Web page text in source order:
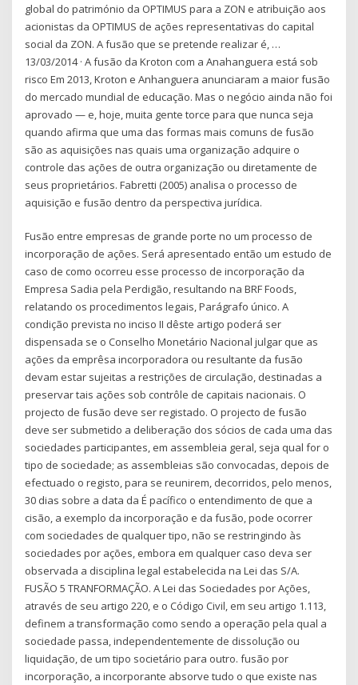
global do património da OPTIMUS para a ZON e atribuição aos
acionistas da OPTIMUS de ações representativas do capital
social da ZON. A fusão que se pretende realizar é, …
13/03/2014 · A fusão da Kroton com a Anahanguera está sob
risco Em 2013, Kroton e Anhanguera anunciaram a maior fusão
do mercado mundial de educação. Mas o negócio ainda não foi
aprovado — e, hoje, muita gente torce para que nunca seja
quando afirma que uma das formas mais comuns de fusão
são as aquisições nas quais uma organização adquire o
controle das ações de outra organização ou diretamente de
seus proprietários. Fabretti (2005) analisa o processo de
aquisição e fusão dentro da perspectiva jurídica.
Fusão entre empresas de grande porte no um processo de
incorporação de ações. Será apresentado então um estudo de
caso de como ocorreu esse processo de incorporação da
Empresa Sadia pela Perdigão, resultando na BRF Foods,
relatando os procedimentos legais, Parágrafo único. A
condição prevista no inciso II dêste artigo poderá ser
dispensada se o Conselho Monetário Nacional julgar que as
ações da emprêsa incorporadora ou resultante da fusão
devam estar sujeitas a restrições de circulação, destinadas a
preservar tais ações sob contrôle de capitais nacionais. O
projecto de fusão deve ser registado. O projecto de fusão
deve ser submetido a deliberação dos sócios de cada uma das
sociedades participantes, em assembleia geral, seja qual for o
tipo de sociedade; as assembleias são convocadas, depois de
efectuado o registo, para se reunirem, decorridos, pelo menos,
30 dias sobre a data da É pacífico o entendimento de que a
cisão, a exemplo da incorporação e da fusão, pode ocorrer
com sociedades de qualquer tipo, não se restringindo às
sociedades por ações, embora em qualquer caso deva ser
observada a disciplina legal estabelecida na Lei das S/A.
FUSÃO 5 TRANFORMAÇÃO. A Lei das Sociedades por Ações,
através de seu artigo 220, e o Código Civil, em seu artigo 1.113,
definem a transformação como sendo a operação pela qual a
sociedade passa, independentemente de dissolução ou
liquidação, de um tipo societário para outro. fusão por
incorporação, a incorporante absorve tudo o que existe nas